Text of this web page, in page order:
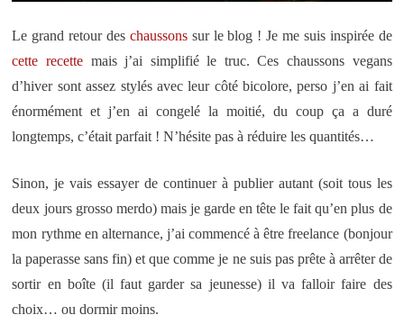
Le grand retour des chaussonssur le blog ! Je me suis inspirée de
cette recette mais j’ai simplifié le truc. Ces chaussons vegans
d’hiver sont assez stylés avec leur côté bicolore, perso j’en ai fait
énormément et j’en ai congelé la moitié, du coup ça a duré
longtemps, c’était parfait ! N’hésite pas à réduire les quantités…
Sinon, je vais essayer de continuer à publier autant (soit tous les
deux jours grosso merdo) mais je garde en tête le fait qu’en plus de
mon rythme en alternance, j’ai commencé à être freelance (bonjour
la paperasse sans fin) et que comme je ne suis pas prête à arrêter de
sortir en boîte (il faut garder sa jeunesse) il va falloir faire des
choix… ou dormir moins.